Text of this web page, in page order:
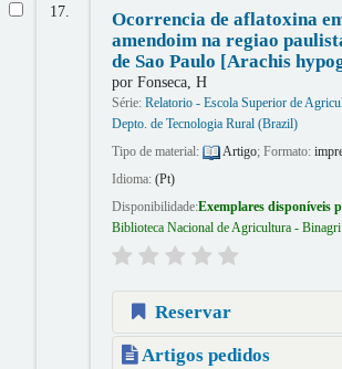
17.
Ocorrencia de aflatoxina
amendoim na regiao
de Sao Paulo [Arachis
por Fonseca, H
Série: Relatorio - Escola Superior de
Depto. de Tecnologia Rural (Brazil)
Tipo de material:
Artigo; Formato:
Idioma: (Pt)
Disponibilidade:Exemplares disponíveis
Biblioteca Nacional de Agricultura - Binagri
Reservar
Artigos pedidos